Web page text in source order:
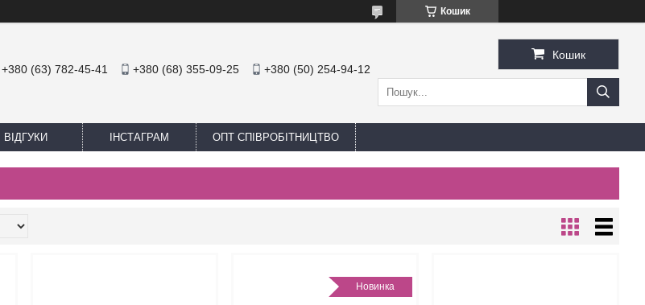
Кошик
+380 (63) 782-45-41 +380 (68) 355-09-25 +380 (50) 254-94-12
Кошик
ВІДГУКИ ІНСТАГРАМ ОПТ СПІВРОБІТНИЦТВО
Новинка